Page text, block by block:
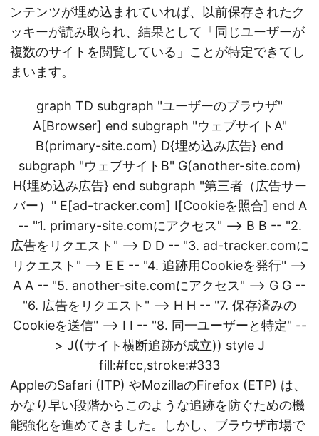
ンテンツが埋め込まれていれば、以前保存されたク
ッキーが読み取られ、結果として「同じユーザーが
複数のサイトを閲覧している」ことが特定できてし
まいます。
graph TD subgraph "ユーザーのブラウザ"
A[Browser] end subgraph "ウェブサイトA"
B(primary-site.com) D{埋め込み広告} end
subgraph "ウェブサイトB" G(another-site.com)
H{埋め込み広告} end subgraph "第三者（広告サー
バー）" E[ad-tracker.com] I[Cookieを照合] end A
-- "1. primary-site.comにアクセス" --> B B -- "2.
広告をリクエスト" --> D D -- "3. ad-tracker.comに
リクエスト" --> E E -- "4. 追跡用Cookieを発行" -->
A A -- "5. another-site.comにアクセス" --> G G --
"6. 広告をリクエスト" --> H H -- "7. 保存済みの
Cookieを送信" --> I I -- "8. 同一ユーザーと特定" --
> J((サイト横断追跡が成立)) style J
fill:#fcc,stroke:#333
AppleのSafari (ITP) やMozillaのFirefox (ETP) は、
かなり早い段階からこのような追跡を防ぐための機
能強化を進めてきました。しかし、ブラウザ市場で